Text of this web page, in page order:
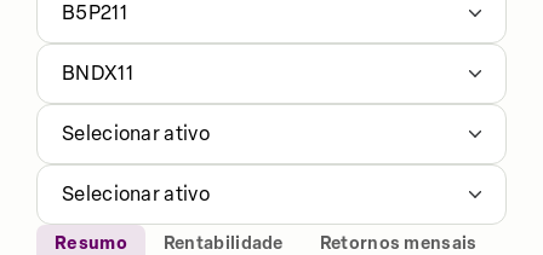
B5P211
BNDX11
Selecionar ativo
Selecionar ativo
Resumo Rentabilidade
Retornos mensais